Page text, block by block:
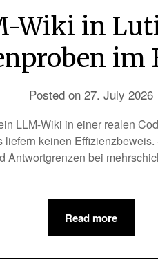
Wiki in
im
Posted on27. July 2026
LLM-Wiki in einer realen
keinen
Antwortgrenzen bei
Read more